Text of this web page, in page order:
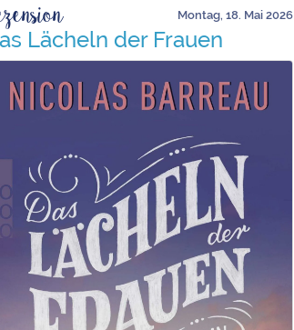
Montag, 18. Mai 2026
Lächeln der Frauen